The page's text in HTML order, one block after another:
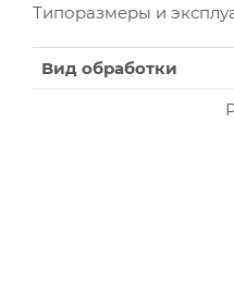
Типоразмеры и
Вид обработки